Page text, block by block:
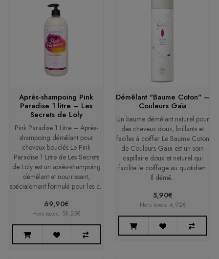
Après-shampoing Pink
Paradise 1 litre – Les
Secrets de Loly
Pink Paradise 1 Litre – Après-
shampoing démêlant pour
cheveux bouclés Le Pink
Paradise 1 Litre de Les Secrets
de Loly est un après-shampoing
démêlant et nourrissant,
spécialement formulé pour les c..
69,90€
Hors taxes: 58,25€
Démêlant "Baume Coton" –
Couleurs Gaïa
Un baume démêlant naturel pour
des cheveux doux, brillants et
faciles à coiffer Le Baume Coton
de Couleurs Gaïa est un soin
capillaire doux et naturel qui
facilite le coiffage au quotidien.
Il démê..
5,90€
Hors taxes: 4,92€